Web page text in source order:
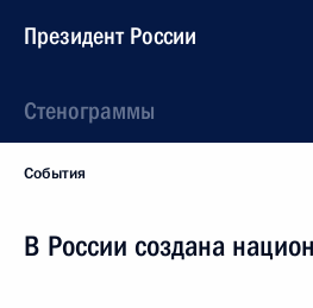
Президент России
Стенограммы
События
В России создана